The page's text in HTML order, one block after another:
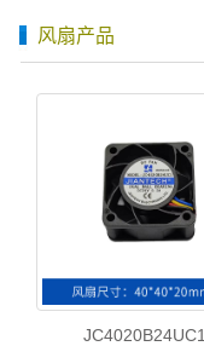
风扇产品
JC4020B24UC1